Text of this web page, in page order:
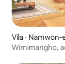
Vila ⋅
Wimimangho,